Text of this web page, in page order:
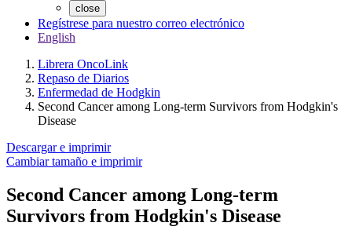
close
Regístrese para nuestro correo electrónico
English
Librera OncoLink
Repaso de Diarios
Enfermedad de Hodgkin
Second Cancer among Long-term Survivors from Hodgkin's
Disease
Descargar e imprimir
Cambiar tamaño e imprimir
Second Cancer among Long-term
Survivors from Hodgkin's Disease